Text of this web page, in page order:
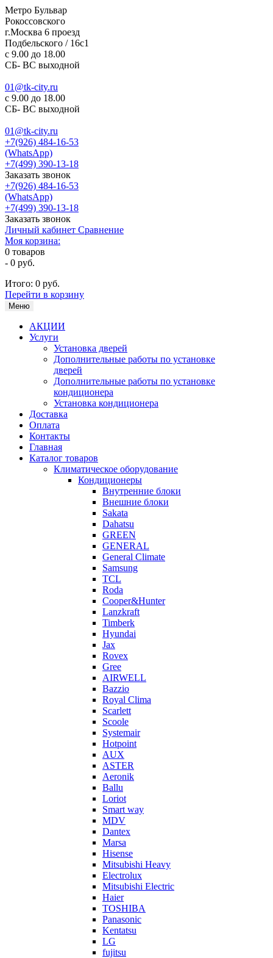
Метро Бульвар
Рокоссовского
г.Москва 6 проезд
Подбельского / 16с1
c 9.00 до 18.00
СБ- ВС выходной
01@tk-city.ru
c 9.00 до 18.00
СБ- ВС выходной
01@tk-city.ru
+7(926) 484-16-53
(WhatsApp)
+7(499) 390-13-18
Заказать звонок
+7(926) 484-16-53
(WhatsApp)
+7(499) 390-13-18
Заказать звонок
Личный кабинет Сравнение
Моя корзина:
0 товаров
- 0 руб.
Итого: 0 руб.
Перейти в корзину
Меню
АКЦИИ
Услуги
Установка дверей
Дополнительные работы по установке
дверей
Дополнительные работы по установке
кондиционера
Установка кондиционера
Доставка
Оплата
Контакты
Главная
Каталог товаров
Климатическое оборудование
Кондиционеры
Внутренние блоки
Внешние блоки
Sakata
Dahatsu
GREEN
GENERAL
General Climate
Samsung
TCL
Roda
Cooper&Hunter
Lanzkraft
Timberk
Hyundai
Jax
Rovex
Gree
AIRWELL
Bazzio
Royal Clima
Scarlett
Scoole
Systemair
Hotpoint
AUX
ASTER
Aeronik
Ballu
Loriot
Smart way
MDV
Dantex
Marsa
Hisense
Mitsubishi Heavy
Electrolux
Mitsubishi Electric
Haier
TOSHIBA
Panasonic
Kentatsu
LG
fujitsu